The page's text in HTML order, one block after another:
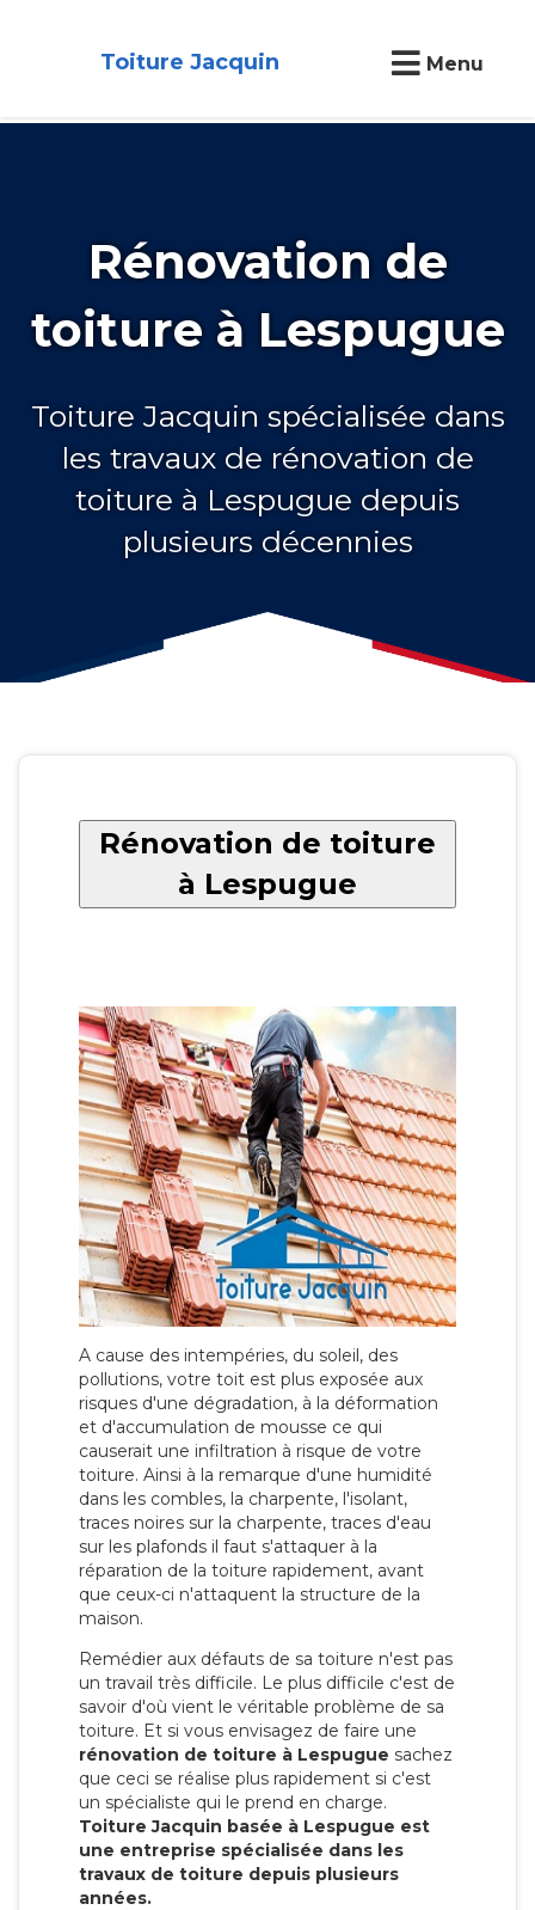
Toiture Jacquin Menu
Rénovation de
toiture à Lespugue
Toiture Jacquin spécialisée dans
les travaux de rénovation de
toiture à Lespugue depuis
plusieurs décennies
Rénovation de toiture
à Lespugue
A cause des intempéries, du soleil, des
pollutions, votre toit est plus exposée aux
risques d'une dégradation, à la déformation
et d'accumulation de mousse ce qui
causerait une infiltration à risque de votre
toiture. Ainsi à la remarque d'une humidité
dans les combles, la charpente, l'isolant,
traces noires sur la charpente, traces d'eau
sur les plafonds il faut s'attaquer à la
réparation de la toiture rapidement, avant
que ceux-ci n'attaquent la structure de la
maison.
Remédier aux défauts de sa toiture n'est pas
un travail très difficile. Le plus difficile c'est de
savoir d'où vient le véritable problème de sa
toiture. Et si vous envisagez de faire une
rénovation de toiture à Lespugue sachez
que ceci se réalise plus rapidement si c'est
un spécialiste qui le prend en charge.
Toiture Jacquin basée à Lespugue est
une entreprise spécialisée dans les
travaux de toiture depuis plusieurs
années.